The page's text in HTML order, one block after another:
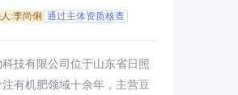
:李尚俐 通过主体资质核查
科技有限公司位于山东省日照
有机肥领域十余年，主营豆